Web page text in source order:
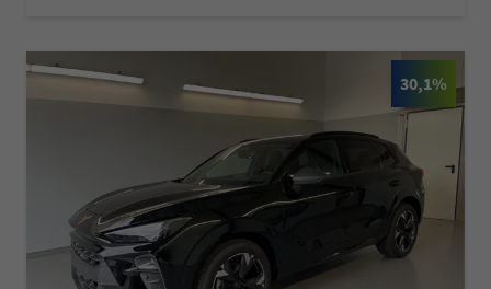
30,1%